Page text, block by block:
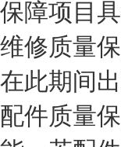
保障项目
维修质量
在此期间
配件质量